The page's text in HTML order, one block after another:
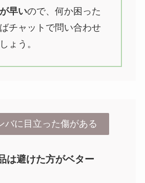
早いので、何か困った
チャットで問い合わせ
ょう。
に目立った傷がある
は避けた方がベター